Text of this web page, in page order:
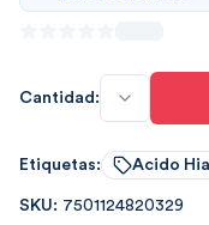
Cantidad:
Etiquetas: Acido
SKU: 7501124820329